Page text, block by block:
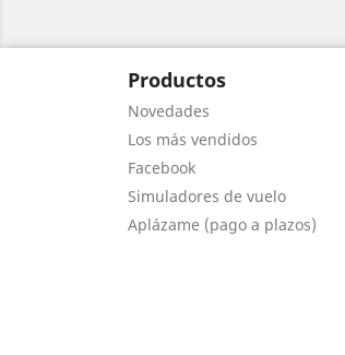
Productos
Novedades
Los más vendidos
Facebook
Simuladores de vuelo
Aplázame (pago a plazos)